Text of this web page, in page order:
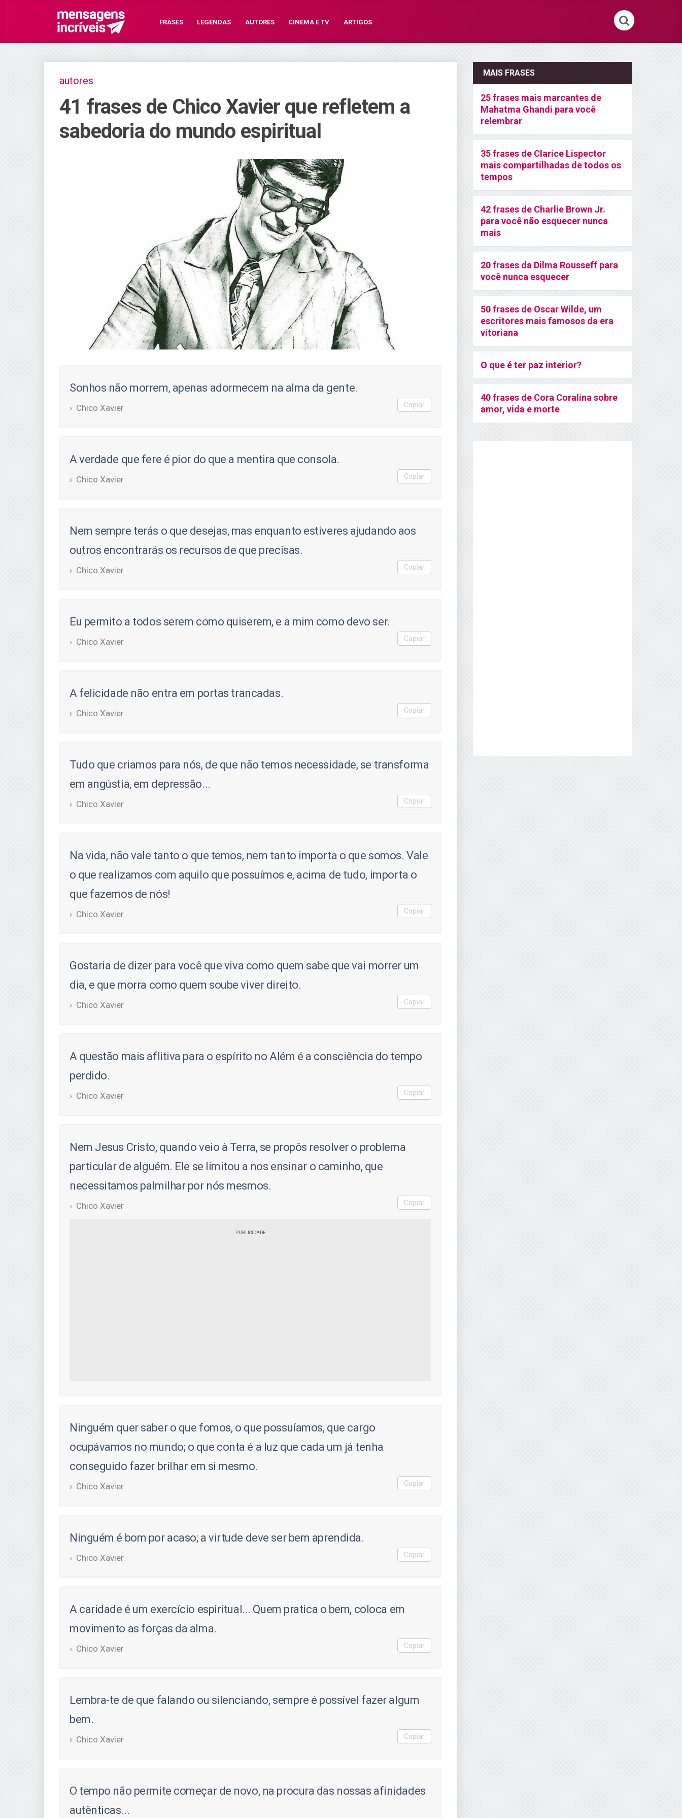
FRASES LEGENDAS AUTORES CINEMA E TV ARTIGOS
autores
41 frases de Chico Xavier que refletem a
sabedoria do mundo espiritual
Sonhos não morrem, apenas adormecem na alma da gente.
Chico Xavier Copiar
A verdade que fere é pior do que a mentira que consola.
Chico Xavier Copiar
Nem sempre terás o que desejas, mas enquanto estiveres ajudando aos
outros encontrarás os recursos de que precisas.
Chico Xavier Copiar
Eu permito a todos serem como quiserem, e a mim como devo ser.
Chico Xavier Copiar
A felicidade não entra em portas trancadas.
Chico Xavier Copiar
Tudo que criamos para nós, de que não temos necessidade, se transforma
em angústia, em depressão...
Chico Xavier Copiar
Na vida, não vale tanto o que temos, nem tanto importa o que somos. Vale
o que realizamos com aquilo que possuímos e, acima de tudo, importa o
que fazemos de nós!
Chico Xavier Copiar
Gostaria de dizer para você que viva como quem sabe que vai morrer um
dia, e que morra como quem soube viver direito.
Chico Xavier Copiar
A questão mais aflitiva para o espírito no Além é a consciência do tempo
perdido.
Chico Xavier Copiar
Nem Jesus Cristo, quando veio à Terra, se propôs resolver o problema
particular de alguém. Ele se limitou a nos ensinar o caminho, que
necessitamos palmilhar por nós mesmos.
Chico Xavier Copiar
PUBLICIDADE
Ninguém quer saber o que fomos, o que possuíamos, que cargo
ocupávamos no mundo; o que conta é a luz que cada um já tenha
conseguido fazer brilhar em si mesmo.
Chico Xavier Copiar
Ninguém é bom por acaso; a virtude deve ser bem aprendida.
Chico Xavier Copiar
A caridade é um exercício espiritual... Quem pratica o bem, coloca em
movimento as forças da alma.
Chico Xavier Copiar
Lembra-te de que falando ou silenciando, sempre é possível fazer algum
bem.
Chico Xavier Copiar
O tempo não permite começar de novo, na procura das nossas afinidades
autênticas...
MAIS FRASES
25 frases mais marcantes de
Mahatma Ghandi para você
relembrar
35 frases de Clarice Lispector
mais compartilhadas de todos os
tempos
42 frases de Charlie Brown Jr.
para você não esquecer nunca
mais
20 frases da Dilma Rousseff para
você nunca esquecer
50 frases de Oscar Wilde, um
escritores mais famosos da era
vitoriana
O que é ter paz interior?
40 frases de Cora Coralina sobre
amor, vida e morte